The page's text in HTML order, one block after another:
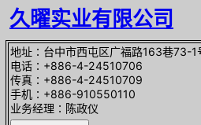
久曜实业有限公司
地址∶台中市西屯区广福路163巷73-1
电话∶+886-4-24510706
传真∶+886-4-24510709
手机∶+886-910550110
业务经理∶陈政仪